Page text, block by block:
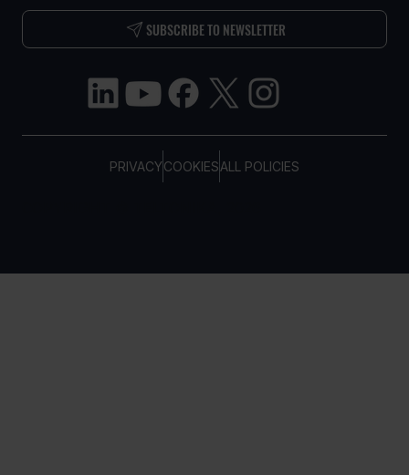
PRIVACYCOOKIESALL POLICIES
SUBSCRIBE TO NEWSLETTER